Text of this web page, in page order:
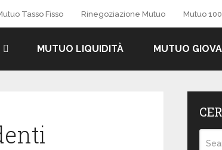
Tasso Fisso Rinegoziazione Mutuo Mutuo
MUTUO LIQUIDITÀ MUTUO